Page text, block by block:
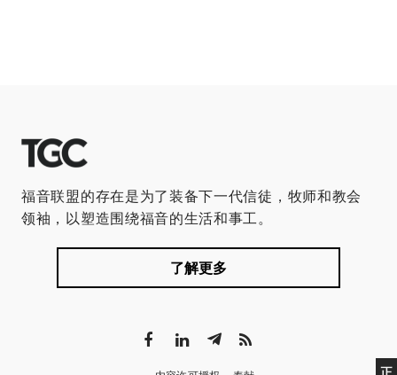
正
福音联盟的存在是为了装备下一代信徒，牧师和教会
领袖，以塑造围绕福音的生活和事工。
了解更多